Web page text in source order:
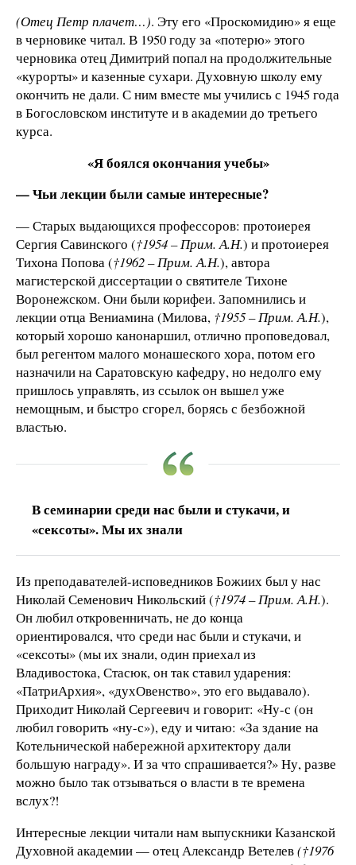
(Отец Петр плачет…). Эту его «Проскомидию» я еще
в черновике читал. В 1950 году за «потерю» этого
черновика отец Димитрий попал на продолжительные
«курорты» и казенные сухари. Духовную школу ему
окончить не дали. С ним вместе мы учились с 1945 года
в Богословском институте и в академии до третьего
курса.
«Я боялся окончания учебы»
— Чьи лекции были самые интересные?
— Старых выдающихся профессоров: протоиерея
Сергия Савинского (†1954 – Прим. А.Н.) и протоиерея
Тихона Попова (†1962 – Прим. А.Н.), автора
магистерской диссертации о святителе Тихоне
Воронежском. Они были корифеи. Запомнились и
лекции отца Вениамина (Милова, †1955 – Прим. А.Н.),
который хорошо канонаршил, отлично проповедовал,
был регентом малого монашеского хора, потом его
назначили на Саратовскую кафедру, но недолго ему
пришлось управлять, из ссылок он вышел уже
немощным, и быстро сгорел, борясь с безбожной
властью.
В семинарии среди нас были и стукачи, и
«сексоты». Мы их знали
Из преподавателей-исповедников Божиих был у нас
Николай Семенович Никольский (†1974 – Прим. А.Н.).
Он любил откровенничать, не до конца
ориентировался, что среди нас были и стукачи, и
«сексоты» (мы их знали, один приехал из
Владивостока, Стасюк, он так ставил ударения:
«ПатриАрхия», «духОвенство», это его выдавало).
Приходит Николай Сергеевич и говорит: «Ну-с (он
любил говорить «ну-с»), еду и читаю: «За здание на
Котельнической набережной архитектору дали
большую награду». И за что спрашивается?» Ну, разве
можно было так отзываться о власти в те времена
вслух?!
Интересные лекции читали нам выпускники Казанской
Духовной академии — отец Александр Ветелев(†1976